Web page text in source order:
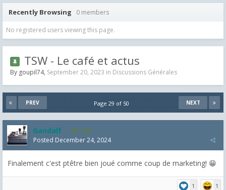
Recently Browsing 0 members
No registered users viewing this page.
TSW - Le café et actus
By goupil74, September 20, 2023 in Discussions Générales
PREV NEXT
Page 29 of 50
Gandalf 2,463
Posted December 24, 2024
Finalement c'est ptêtre bien joué comme coup de marketing! 😁
1 1